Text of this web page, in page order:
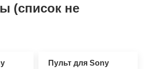
(список не
Пульт для Sony